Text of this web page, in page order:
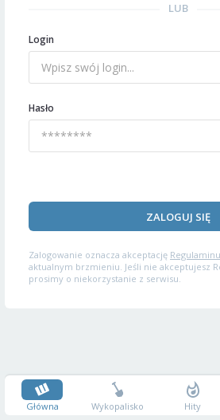
LUB
Login
Hasło
ZALOGUJ SIĘ
Zalogowanie oznacza akceptację
aktualnym brzmieniu. Jeśli nie akceptujesz
prosimy o niekorzystanie z serwisu.
Główna Wykopalisko Hity